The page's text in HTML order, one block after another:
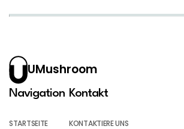
UMushroom
Navigation
STARTSEITE
Kontakt
KONTAKTIERE UNS